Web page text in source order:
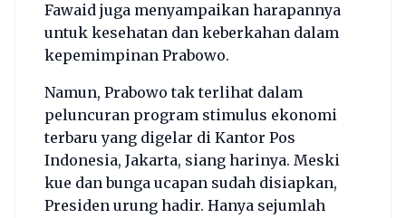
Fawaid juga menyampaikan harapannya
untuk kesehatan dan keberkahan dalam
kepemimpinan Prabowo.
Namun, Prabowo tak terlihat dalam
peluncuran program stimulus ekonomi
terbaru yang digelar di Kantor Pos
Indonesia, Jakarta, siang harinya. Meski
kue dan bunga ucapan sudah disiapkan,
Presiden urung hadir. Hanya sejumlah